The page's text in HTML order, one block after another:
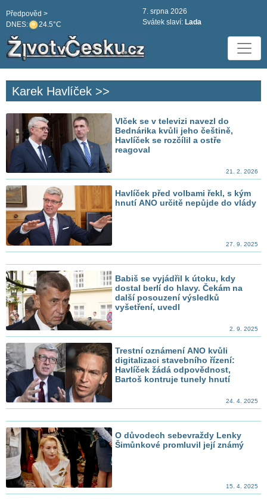
DNES: 24.5°C
Předpověd >
7. srpna 2026
Svátek slaví: Lada
Karek Havlíček >>
Vlček se v televizi navezl do
Bednárika kvůli jeho češtině,
Havlíček se rozčílil a ostře
reagoval
21. 2. 2026
Havlíček před volbami řekl, s kým
hnutí ANO určitě nepůjde do vlády
27. 9. 2025
Babiš se vyjádřil k útoku, kdy
dostal berlí do hlavy. Čekám na
další posouzení výsledků
vyšetření, uvedl
2. 9. 2025
Trestní oznámení ANO kvůli
digitalizaci stavebního řízení:
Havlíček žádá odpovědnost,
Bartoš kontruje tunely hnutí
24. 4. 2025
O důvodech sebevraždy Lenky
Šimůnkové promluvil její známý
15. 4. 2025